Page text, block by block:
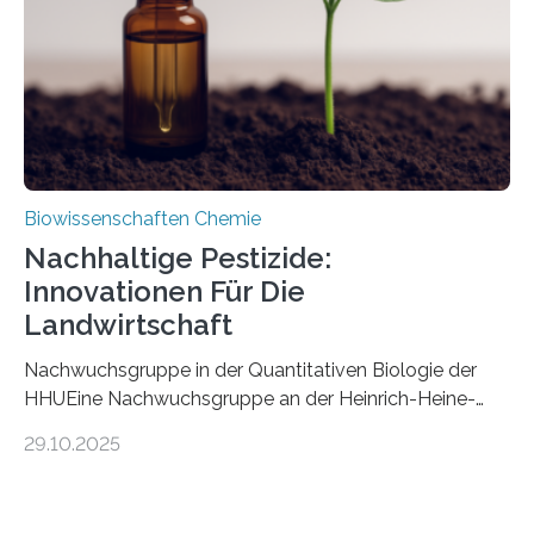
stellt gleichzeitig den ersten Fossilfund einer
Mückenlarve aus dem Mesozoikum dar, denn…
Biowissenschaften Chemie
Nachhaltige Pestizide:
Innovationen Für Die
Landwirtschaft
Nachwuchsgruppe in der Quantitativen Biologie der
HHUEine Nachwuchsgruppe an der Heinrich-Heine-
fünf Jahren erforschen, wie Bakterien auf
29.10.2025